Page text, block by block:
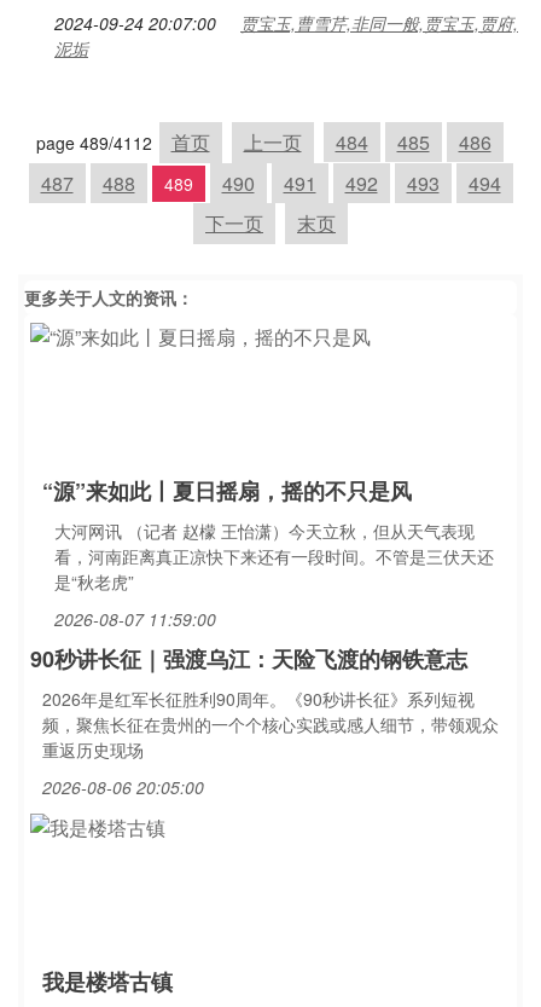
2024-09-24 20:07:00
贾宝玉,曹雪芹,非同一般,贾宝玉,贾府,
泥垢
page 489/4112 首页 上一页 484 485
486
487
488 489 490 491 492 493
494
下一页
末页
更多关于人文的资讯：
“源”来如此丨夏日摇扇，摇的不只是风
大河网讯 （记者 赵檬 王怡潇）今天立秋，但从天气表现
看，河南距离真正凉快下来还有一段时间。不管是三伏天还
是“秋老虎”
2026-08-07 11:59:00
90秒讲长征｜强渡乌江：天险飞渡的钢铁意志
2026年是红军长征胜利90周年。《90秒讲长征》系列短视
频，聚焦长征在贵州的一个个核心实践或感人细节，带领观众
重返历史现场
2026-08-06 20:05:00
我是楼塔古镇